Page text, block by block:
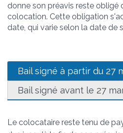
donne son préavis reste obligé
colocation. Cette obligation
date, qui varie selon la date de
Bail signé à partir du 27
Bail signé avant le 27
Le colocataire reste tenu de